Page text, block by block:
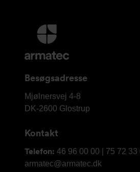
Yderligere
information
og
Besøgsadresse
Armatec
A/S
Mjølnersvej 4-8
DK-2600 Glostrup
Kontakt
Telefon: 46 96 00 00 | 75 72 33
armatec@armatec.dk